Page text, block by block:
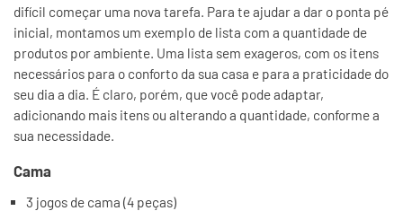
difícil começar uma nova tarefa. Para te ajudar a dar o ponta pé
inicial, montamos um exemplo de lista com a quantidade de
produtos por ambiente. Uma lista sem exageros, com os itens
necessários para o conforto da sua casa e para a praticidade do
seu dia a dia. É claro, porém, que você pode adaptar,
adicionando mais itens ou alterando a quantidade, conforme a
sua necessidade.
Cama
3 jogos de cama (4 peças)